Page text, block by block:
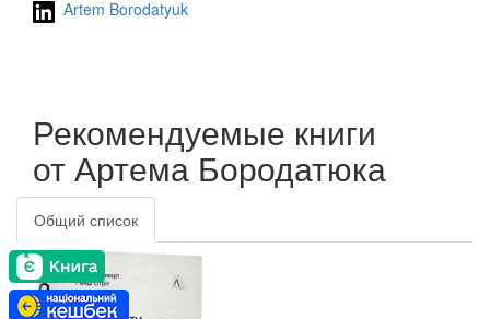
Artem Borodatyuk
Рекомендуемые книги
от Артема Бородатюка
Общий список